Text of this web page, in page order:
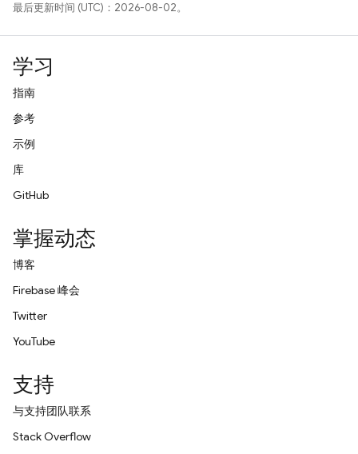
最后更新时间 (UTC)：2026-08-02。
学习
指南
参考
示例
库
GitHub
掌握动态
博客
Firebase 峰会
Twitter
YouTube
支持
与支持团队联系
Stack Overflow